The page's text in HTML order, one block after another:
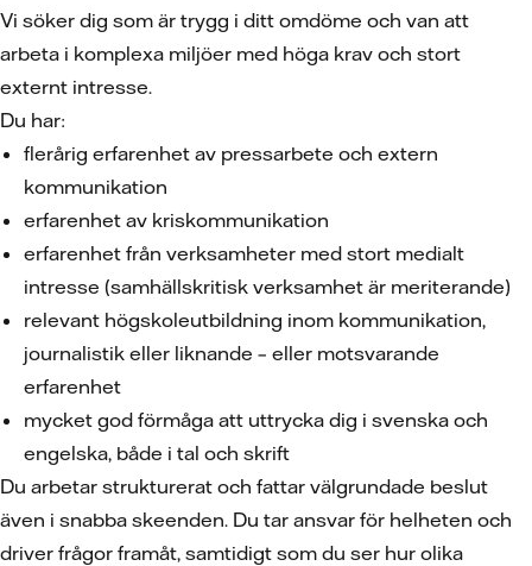
Vi söker dig som är trygg i ditt omdöme och van att
arbeta i komplexa miljöer med höga krav och stort
externt intresse.
Du har:
flerårig erfarenhet av pressarbete och extern
kommunikation
erfarenhet av kriskommunikation
erfarenhet från verksamheter med stort medialt
intresse (samhällskritisk verksamhet är meriterande)
relevant högskoleutbildning inom kommunikation,
journalistik eller liknande – eller motsvarande
erfarenhet
mycket god förmåga att uttrycka dig i svenska och
engelska, både i tal och skrift
Du arbetar strukturerat och fattar välgrundade beslut
även i snabba skeenden. Du tar ansvar för helheten och
driver frågor framåt, samtidigt som du ser hur olika